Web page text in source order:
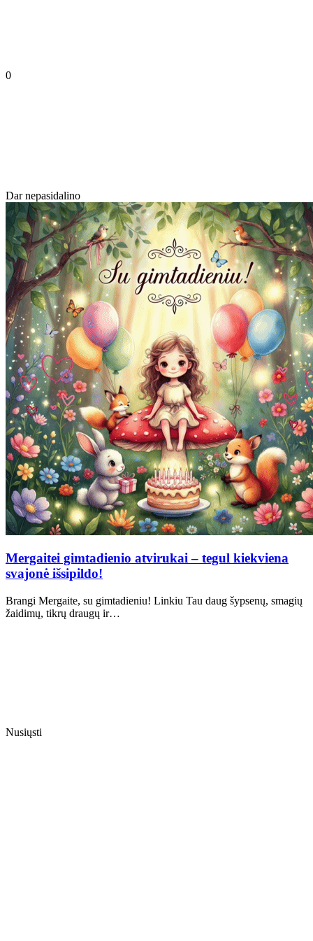
0
Dar nepasidalino
Mergaitei gimtadienio atvirukai – tegul kiekviena
svajonė išsipildo!
Brangi Mergaite, su gimtadieniu! Linkiu Tau daug šypsenų, smagių
žaidimų, tikrų draugų ir…
Nusiųsti